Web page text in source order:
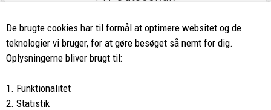
De brugte cookies har til formål at optimere websitet og de
teknologier vi bruger, for at gøre besøget så nemt for dig.
Oplysningerne bliver brugt til:
1. Funktionalitet
2. Statistik
ved køb over 499,-*
8662 2113